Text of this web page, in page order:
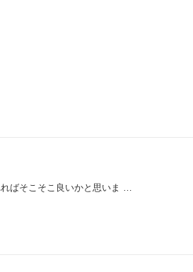
ばそこそこ良いかと思いま …